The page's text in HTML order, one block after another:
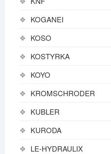
KOGANEI
KOSO
KOSTYRKA
KOYO
KROMSCHRODER
KUBLER
KURODA
LE-HYDRAULIX